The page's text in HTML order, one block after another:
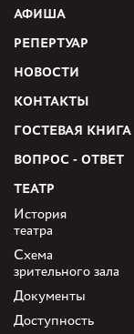
АФИША
РЕПЕРТУАР
НОВОСТИ
КОНТАКТЫ
ГОСТЕВАЯ КНИГА
ВОПРОС - ОТВЕТ
ТЕАТР
История
театра
Схема
зрительного зала
Документы
Доступность